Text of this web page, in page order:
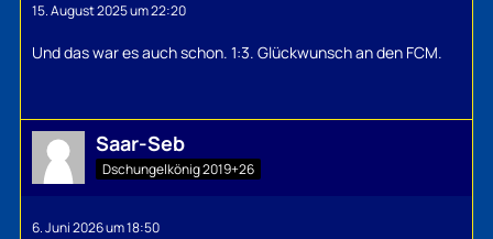
15. August 2025 um 22:20
Und das war es auch schon. 1:3. Glückwunsch an den FCM.
Saar-Seb
Dschungelkönig 2019+26
6. Juni 2026 um 18:50